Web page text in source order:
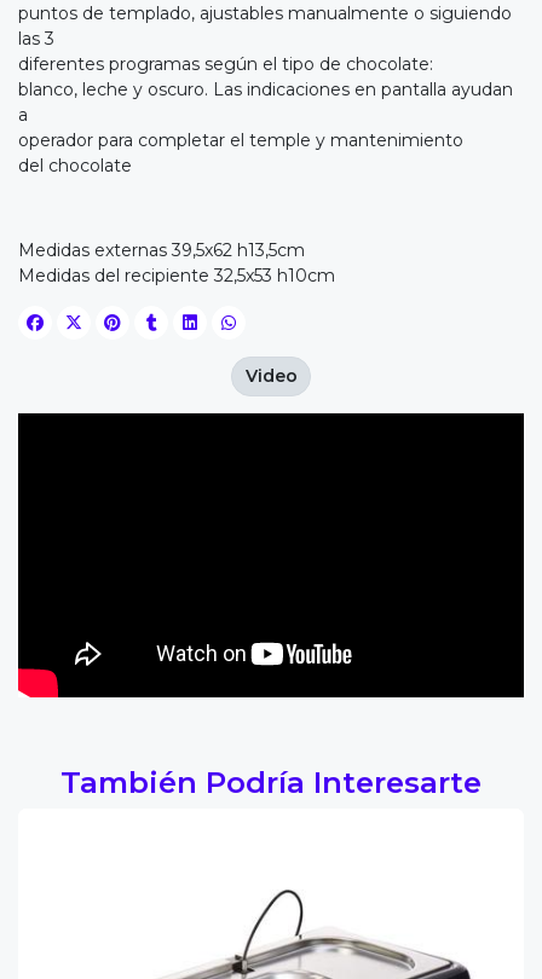
puntos de templado, ajustables manualmente o siguiendo
las 3
diferentes programas según el tipo de chocolate:
blanco, leche y oscuro. Las indicaciones en pantalla ayudan
a
operador para completar el temple y mantenimiento
del chocolate
Medidas externas 39,5x62 h13,5cm
Medidas del recipiente 32,5x53 h10cm
Video
También Podría Interesarte